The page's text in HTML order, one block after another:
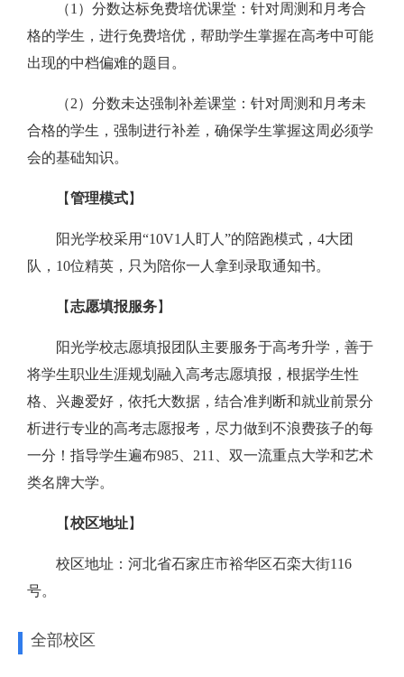
（1）分数达标免费培优课堂：针对周测和月考合
格的学生，进行免费培优，帮助学生掌握在高考中可能
出现的中档偏难的题目。
（2）分数未达强制补差课堂：针对周测和月考未
合格的学生，强制进行补差，确保学生掌握这周必须学
会的基础知识。
【管理模式】
阳光学校采用“10V1人盯人”的陪跑模式，4大团
队，10位精英，只为陪你一人拿到录取通知书。
【志愿填报服务】
阳光学校志愿填报团队主要服务于高考升学，善于
将学生职业生涯规划融入高考志愿填报，根据学生性
格、兴趣爱好，依托大数据，结合准判断和就业前景分
析进行专业的高考志愿报考，尽力做到不浪费孩子的每
一分！指导学生遍布985、211、双一流重点大学和艺术
类名牌大学。
【校区地址】
校区地址：河北省石家庄市裕华区石栾大街116
号。
全部校区